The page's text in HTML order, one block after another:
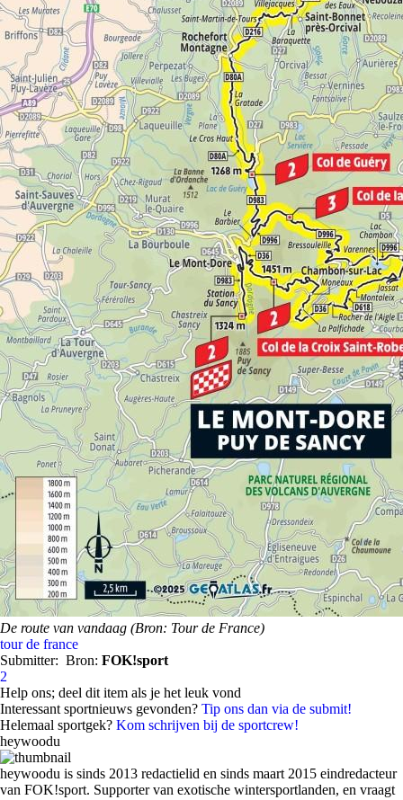
De route van vandaag (Bron: Tour de France)
tour de france
Submitter: Bron: FOK!sport
2
Help ons; deel dit item als je het leuk vond
Interessant sportnieuws gevonden? Tip ons dan via de submit!
Helemaal sportgek? Kom schrijven bij de sportcrew!
heywoodu
heywoodu is sinds 2013 redactielid en sinds maart 2015 eindredacteur
van FOK!sport. Supporter van exotische wintersportlanden, en vraagt